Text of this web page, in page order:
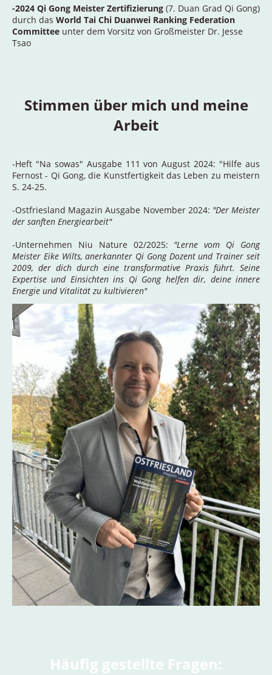
-2024 Qi Gong Meister Zertifizierung (7. Duan Grad Qi Gong)
durch das World Tai Chi Duanwei Ranking Federation
Committee unter dem Vorsitz von Großmeister Dr. Jesse
Tsao
Stimmen über mich und meine
Arbeit
-Heft "Na sowas" Ausgabe 111 von August 2024: "Hilfe aus
Fernost - Qi Gong, die Kunstfertigkeit das Leben zu meistern
S. 24-25.
-Ostfriesland Magazin Ausgabe November 2024: "Der Meister
der sanften Energiearbeit"
-Unternehmen Niu Nature 02/2025: "Lerne vom Qi Gong
Meister Eike Wilts, anerkannter Qi Gong Dozent und Trainer seit
2009, der dich durch eine transformative Praxis führt. Seine
Expertise und Einsichten ins Qi Gong helfen dir, deine innere
Energie und Vitalität zu kultivieren"
Häufig gestellte Fragen: